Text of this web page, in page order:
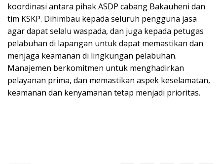
koordinasi antara pihak ASDP cabang Bakauheni dan
tim KSKP. Dihimbau kepada seluruh pengguna jasa
agar dapat selalu waspada, dan juga kepada petugas
pelabuhan di lapangan untuk dapat memastikan dan
menjaga keamanan di lingkungan pelabuhan.
Manajemen berkomitmen untuk menghadirkan
pelayanan prima, dan memastikan aspek keselamatan,
keamanan dan kenyamanan tetap menjadi prioritas.